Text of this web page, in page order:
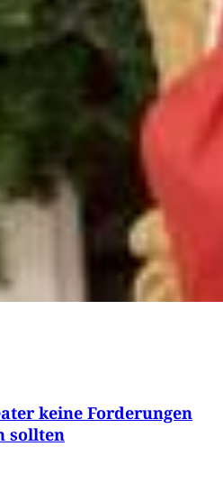
keine Forderungen
sollten